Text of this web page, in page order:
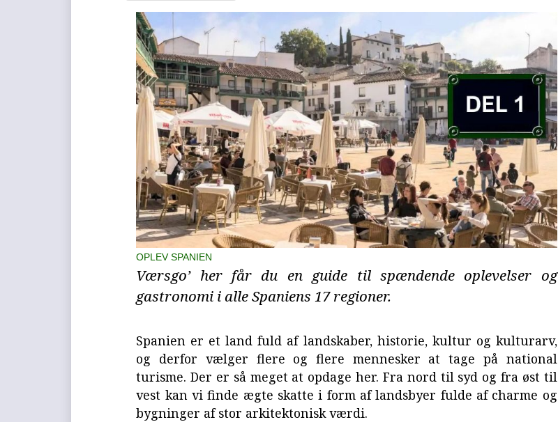
OPLEV SPANIEN
Værsgo’ her får du en guide til spændende oplevelser og
gastronomi i alle Spaniens 17 regioner.
Spanien er et land fuld af landskaber, historie, kultur og kulturarv,
og derfor vælger flere og flere mennesker at tage på national
turisme. Der er så meget at opdage her. Fra nord til syd og fra øst til
vest kan vi finde ægte skatte i form af landsbyer fulde af charme og
bygninger af stor arkitektonisk værdi.